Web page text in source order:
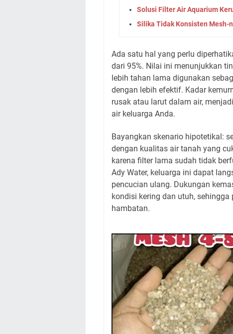
Solusi Filter Air Aquarium
Silika Tidak Konsisten Mesh-
Ada satu hal yang perlu
dari 95%. Nilai ini menunjukkan
lebih tahan lama digunakan
dengan lebih efektif. Kadar
rusak atau larut dalam air,
air keluarga Anda.
Bayangkan skenario hipotetikal:
dengan kualitas air tanah yang
karena filter lama sudah tidak
Ady Water, keluarga ini dapat
pencucian ulang. Dukungan
kondisi kering dan utuh,
hambatan.